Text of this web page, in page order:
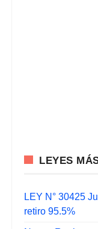
LEYES
LEY N° 30425
retiro 95.5%